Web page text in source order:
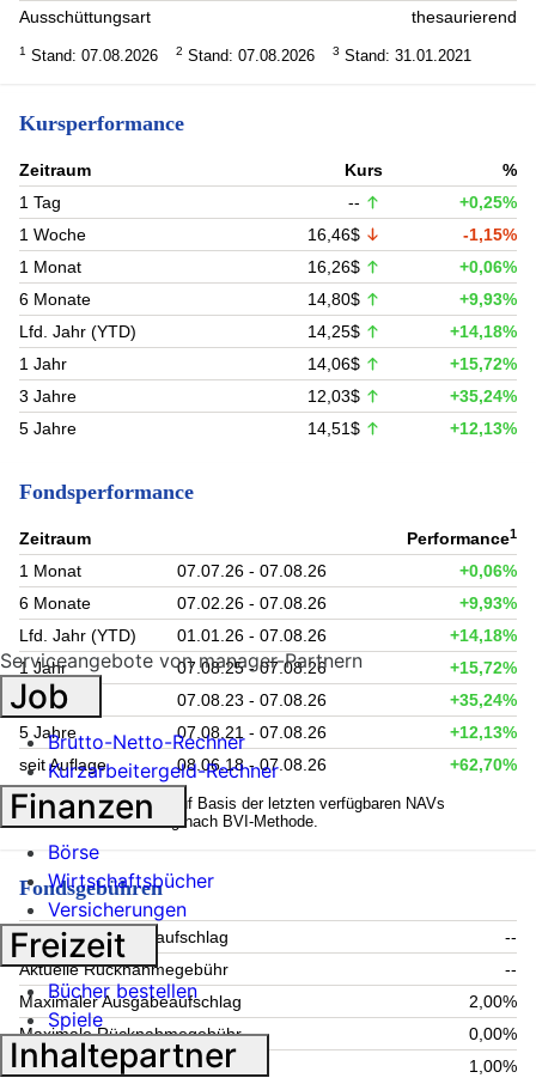
Ausschüttungsart thesaurierend
1 Stand: 07.08.2026 2 Stand: 07.08.2026 3 Stand: 31.01.2021
Kursperformance
Zeitraum Kurs
%
1 Tag
--
+0,25%
1 Woche
16,46$
-1,15%
1 Monat
16,26$
+0,06%
6 Monate
14,80$
+9,93%
Lfd. Jahr (YTD)
14,25$
+14,18%
1 Jahr
14,06$
+15,72%
3 Jahre
12,03$
+35,24%
5 Jahre
14,51$ +12,13%
Fondsperformance
Zeitraum Performance1
1 Monat 07.07.26 - 07.08.26
+0,06%
6 Monate
07.02.26 - 07.08.26
+9,93%
Lfd. Jahr (YTD)
01.01.26 - 07.08.26
+14,18%
1 Jahr
07.08.25 - 07.08.26
+15,72%
3 Jahre
07.08.23 - 07.08.26
+35,24%
5 Jahre
07.08.21 - 07.08.26
+12,13%
seit Auflage
08.06.18 - 07.08.26 +62,70%
1Kennzahlen werden auf Basis der letzten verfügbaren NAVs
berechnet. Berechnung nach BVI-Methode.
Fondsgebühren
Aktueller Ausgabeaufschlag
--
Aktuelle Rücknahmegebühr
--
Maximaler Ausgabeaufschlag
2,00%
Maximale Rücknahmegebühr
0,00%
Aktuelle Verwaltungsgebühr
1,00%
Serviceangebote von manager-Partnern
Job
Brutto-Netto-Rechner
Kurzarbeitergeld-Rechner
Finanzen
Börse
Wirtschaftsbücher
Versicherungen
Freizeit
Bücher bestellen
Spiele
Inhaltepartner